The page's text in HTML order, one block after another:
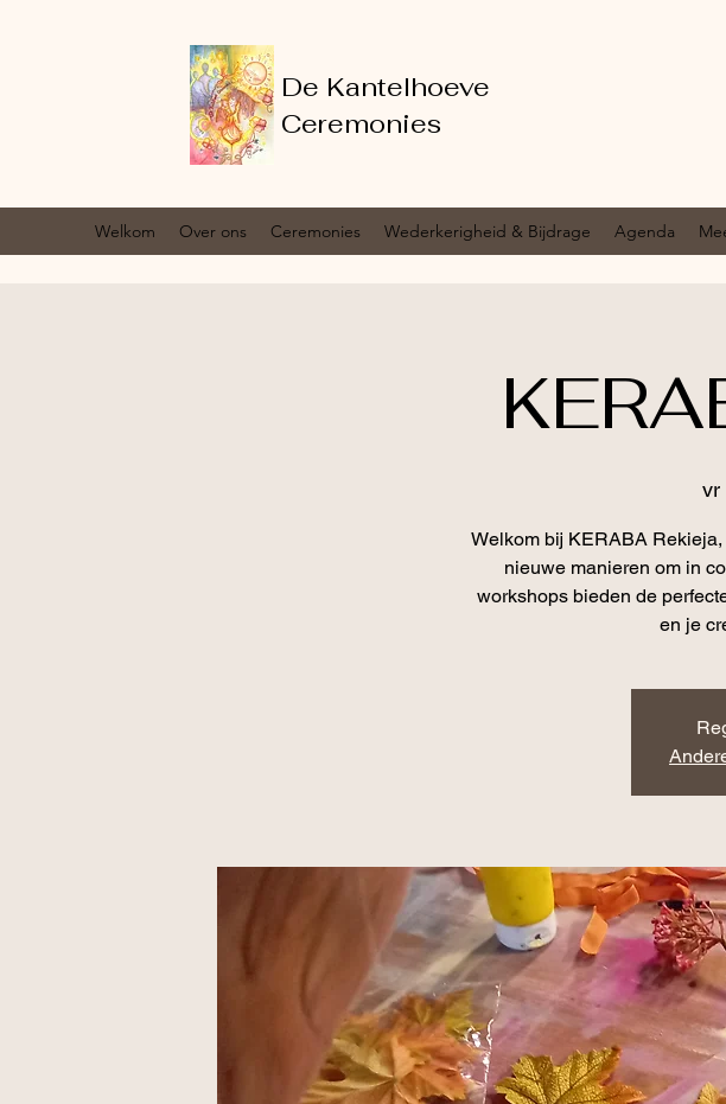
De Kantelhoeve
Ceremonies
Welkom Over ons Ceremonies Wederkerigheid & Bijdrage Agenda
vr
Welkom bij KERABA
nieuwe manieren om in
workshops bieden de
en je